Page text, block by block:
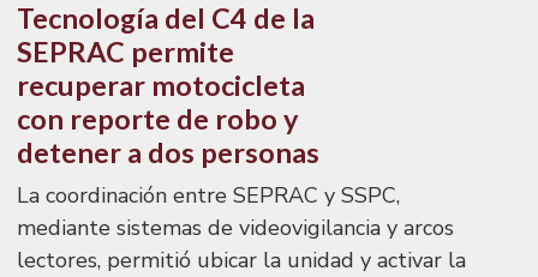
Tecnología del C4 de la
SEPRAC permite
recuperar motocicleta
con reporte de robo y
detener a dos personas
La coordinación entre SEPRAC y SSPC,
mediante sistemas de videovigilancia y arcos
lectores, permitió ubicar la unidad y activar la